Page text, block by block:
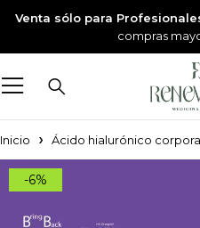
Venta sólo para
compras
Inicio Ácido hialurónico
-6%